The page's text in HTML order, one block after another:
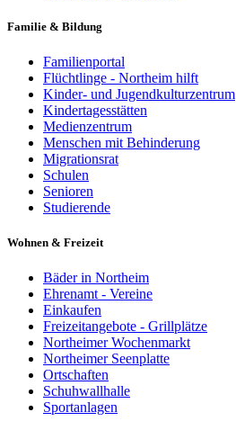
Familie & Bildung
Familienportal
Flüchtlinge - Northeim hilft
Kinder- und Jugendkulturzentrum
Kindertagesstätten
Medienzentrum
Menschen mit Behinderung
Migrationsrat
Schulen
Senioren
Studierende
Wohnen & Freizeit
Bäder in Northeim
Ehrenamt - Vereine
Einkaufen
Freizeitangebote - Grillplätze
Northeimer Wochenmarkt
Northeimer Seenplatte
Ortschaften
Schuhwallhalle
Sportanlagen